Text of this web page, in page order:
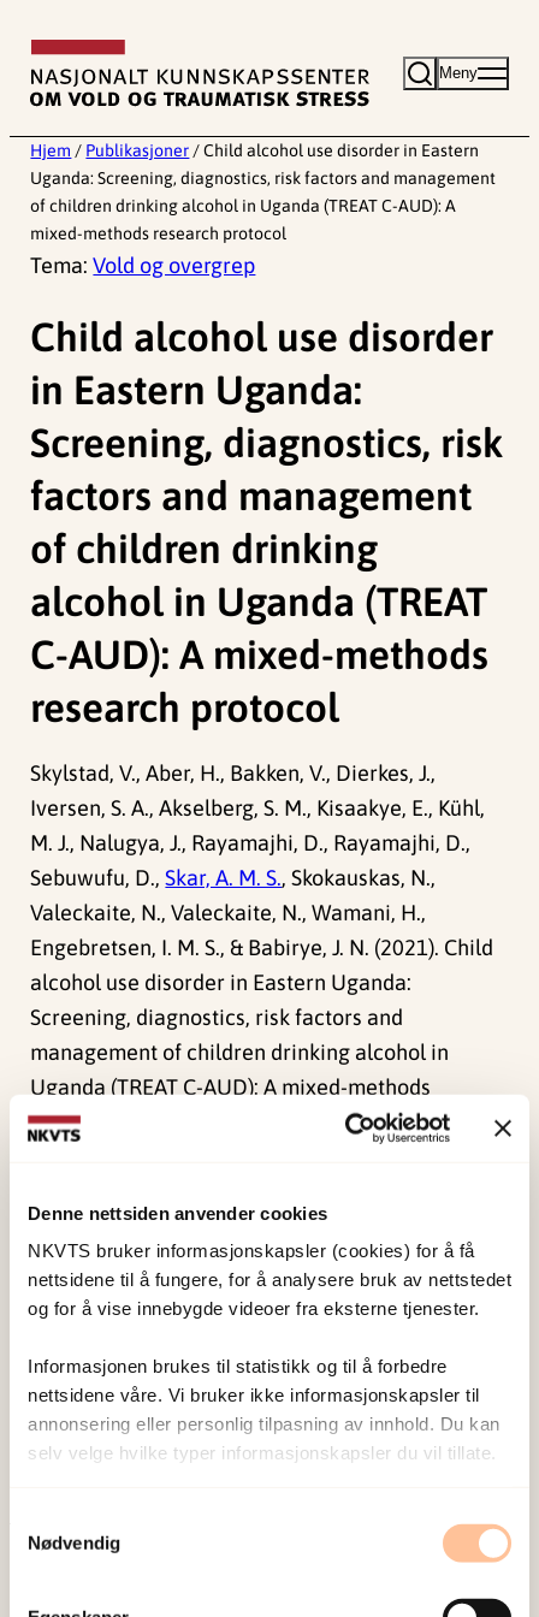
Denne nettsiden anvender cookies
NKVTS bruker informasjonskapsler (cookies) for å få
nettsidene til å fungere, for å analysere bruk av nettstedet
og for å vise innebygde videoer fra eksterne tjenester.
Informasjonen brukes til statistikk og til å forbedre
nettsidene våre. Vi bruker ikke informasjonskapsler til
annonsering eller personlig tilpasning av innhold. Du kan
selv velge hvilke typer informasjonskapsler du vil tillate.
Nødvendig
innhold
Meny
Hjem / Publikasjoner / Child alcohol use disorder in Eastern
Uganda: Screening, diagnostics, risk factors and management
of children drinking alcohol in Uganda (TREAT C-AUD): A
mixed-methods research protocol
Tema:Vold og overgrep
Child alcohol use disorder
in Eastern Uganda:
Screening, diagnostics, risk
factors and management
of children drinking
alcohol in Uganda (TREAT
C-AUD): A mixed-methods
research protocol
Skylstad, V., Aber, H., Bakken, V., Dierkes, J.,
Iversen, S. A., Akselberg, S. M., Kisaakye, E., Kühl,
M. J., Nalugya, J., Rayamajhi, D., Rayamajhi, D.,
Sebuwufu, D.,Skar, A. M. S., Skokauskas, N.,
Valeckaite, N., Valeckaite, N., Wamani, H.,
Engebretsen, I. M. S., & Babirye, J. N. (2021). Child
alcohol use disorder in Eastern Uganda:
Screening, diagnostics, risk factors and
management of children drinking alcohol in
Uganda (TREAT C-AUD): A mixed-methods
research protocol.
BMJ Paediatrics Open, 5(1), 1-
Forskerne
Solheim
Forsker I
Vis profil
Publisert: